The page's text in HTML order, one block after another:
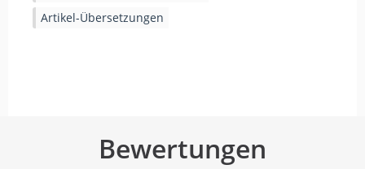
Artikel-Übersetzungen
Bewertungen